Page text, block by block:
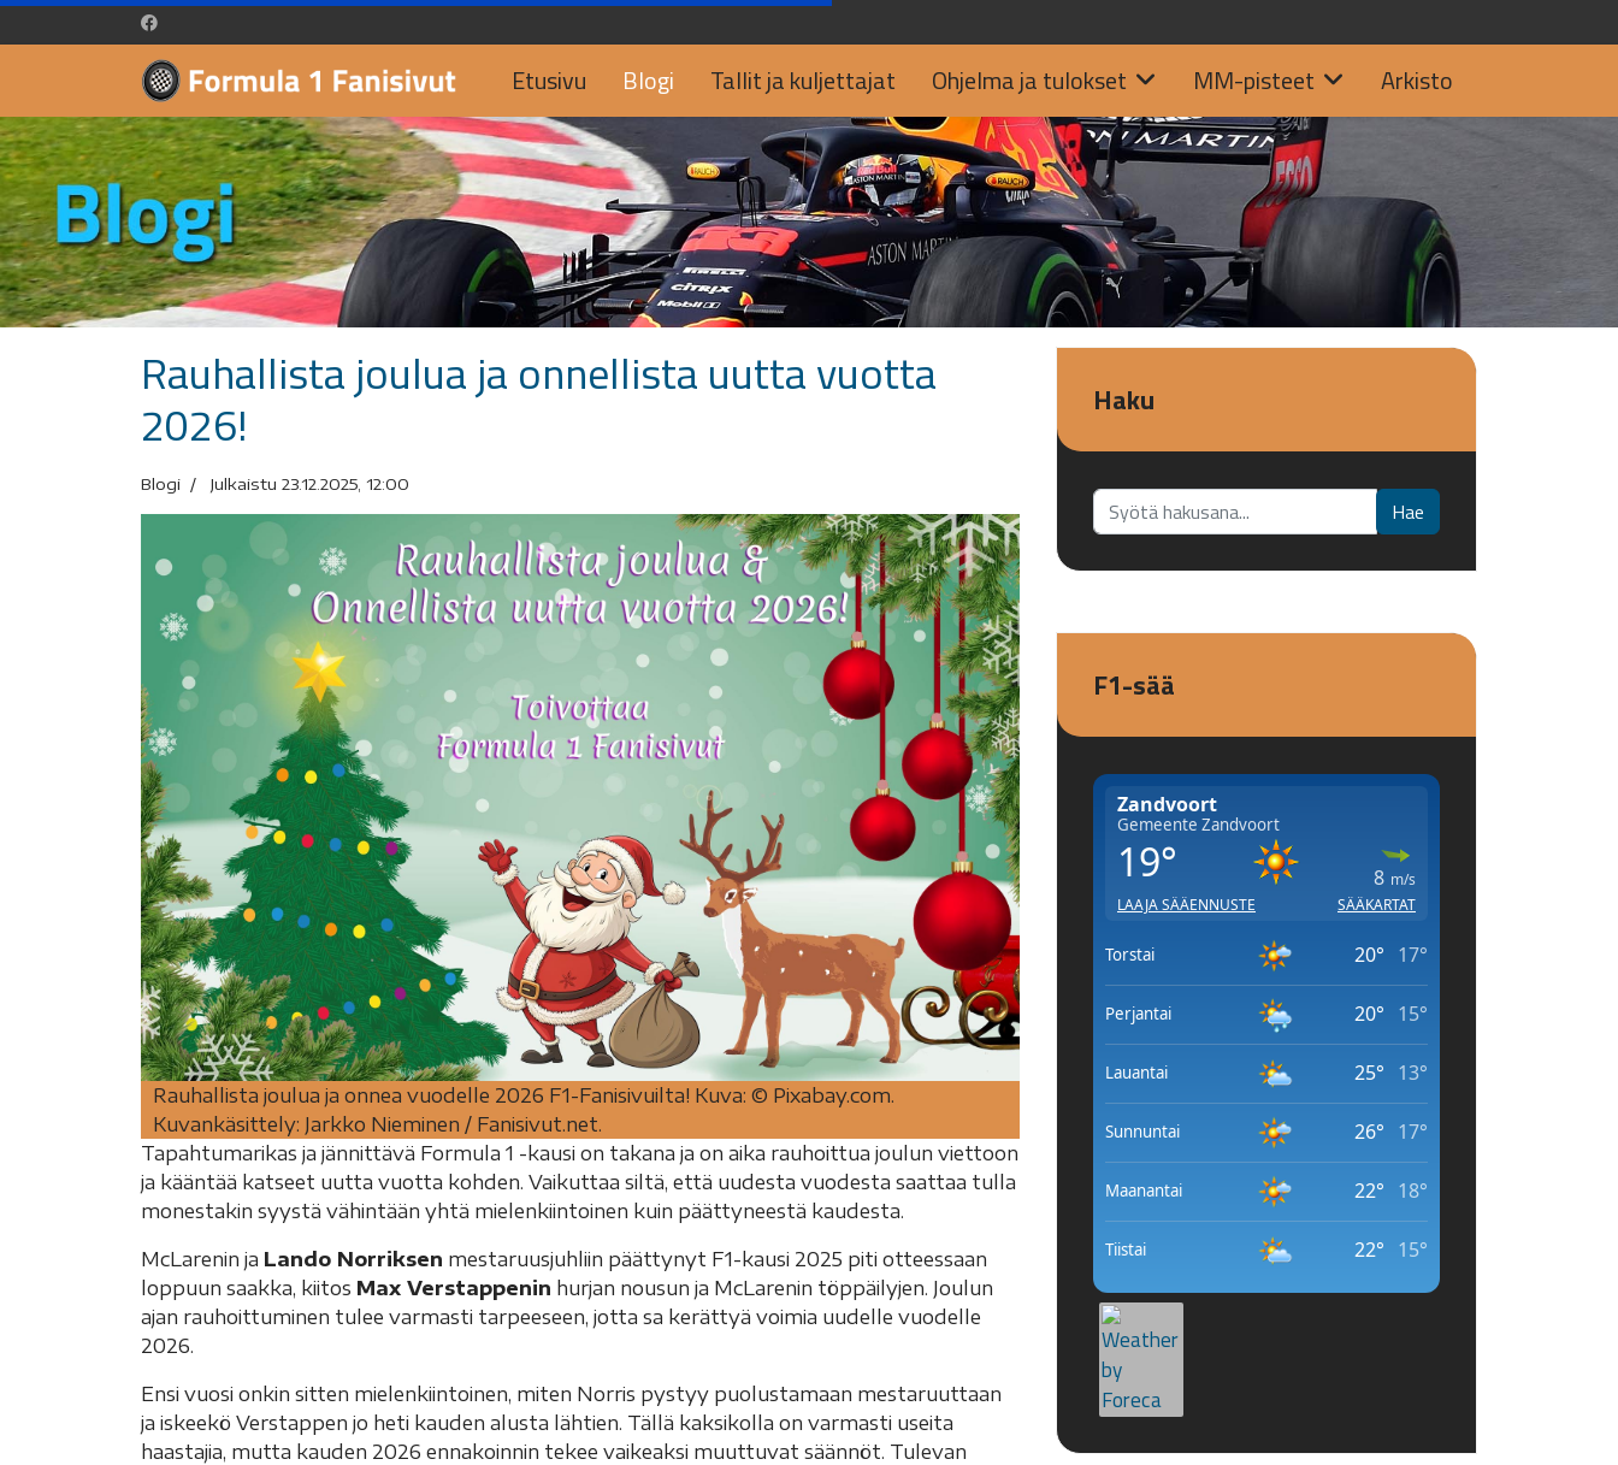
Etusivu Blogi Tallit ja kuljettajat Ohjelma ja tulokset MM-pisteet Arkisto
Rauhallista joulua ja onnellista uutta vuotta
2026!
Blogi Julkaistu 23.12.2025, 12:00
Rauhallista joulua ja onnea vuodelle 2026 F1-Fanisivuilta! Kuva: © Pixabay.com.
Kuvankäsittely: Jarkko Nieminen / Fanisivut.net.
Tapahtumarikas ja jännittävä Formula 1 -kausi on takana ja on aika rauhoittua joulun viettoon
ja kääntää katseet uutta vuotta kohden. Vaikuttaa siltä, että uudesta vuodesta saattaa tulla
monestakin syystä vähintään yhtä mielenkiintoinen kuin päättyneestä kaudesta.
McLarenin ja Lando Norriksen mestaruusjuhliin päättynyt F1-kausi 2025 piti otteessaan
loppuun saakka, kiitos Max Verstappenin hurjan nousun ja McLarenin töppäilyjen. Joulun
ajan rauhoittuminen tulee varmasti tarpeeseen, jotta sa kerättyä voimia uudelle vuodelle
2026.
Ensi vuosi onkin sitten mielenkiintoinen, miten Norris pystyy puolustamaan mestaruuttaan
ja iskeekö Verstappen jo heti kauden alusta lähtien. Tällä kaksikolla on varmasti useita
haastajia, mutta kauden 2026 ennakoinnin tekee vaikeaksi muuttuvat säännöt. Tulevan
Haku
Etsi... Hae
F1-sää